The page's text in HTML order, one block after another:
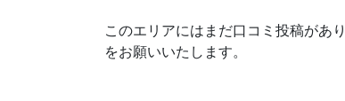
このエリアにはまだ口コミ投稿があ
をお願いいたします。